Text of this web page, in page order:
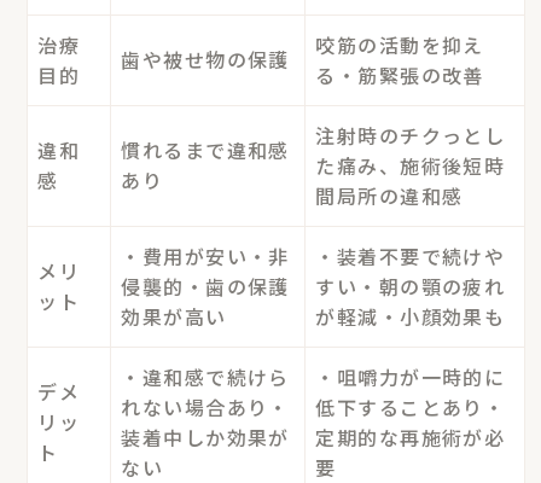
治療
目的
歯や被せ物の保護
咬筋の活動を抑え
る・筋緊張の改善
違和
感
慣れるまで違和感
あり
注射時のチクっとし
た痛み、施術後短時
間局所の違和感
メリ
ット
・費用が安い・非
侵襲的・歯の保護
効果が高い
・装着不要で続けや
すい・朝の顎の疲れ
が軽減・小顔効果も
デメ
リッ
ト
・違和感で続けら
れない場合あり・
装着中しか効果が
ない
・咀嚼力が一時的に
低下することあり・
定期的な再施術が必
要